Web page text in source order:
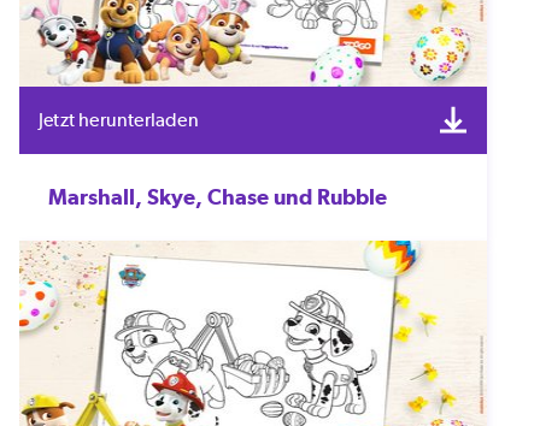
Jetzt herunterladen
Marshall, Skye, Chase und Rubble